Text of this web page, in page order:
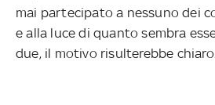
mai partecipato a nessuno dei
e alla luce di quanto sembra
due, il motivo risulterebbe chiaro.